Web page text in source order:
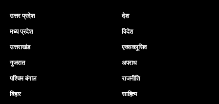
उत्तर प्रदेश
मध्य प्रदेश
उत्तराखंड
गुजरात
पश्चिम बंगाल
बिहार
देश
विदेश
एक्सक्लूसिव
अपराध
राजनीति
साहित्य